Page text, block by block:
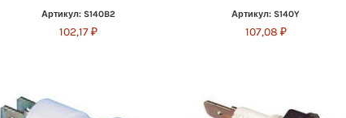
Артикул: S140B2
102,17 ₽
Артикул: S140Y
107,08 ₽